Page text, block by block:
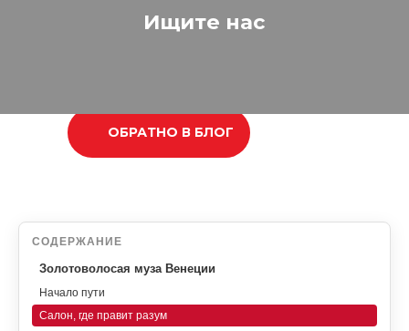
Ищите нас
ОБРАТНО В БЛОГ
СОДЕРЖАНИЕ
Золотоволосая муза Венеции
Начало пути
Салон, где правит разум